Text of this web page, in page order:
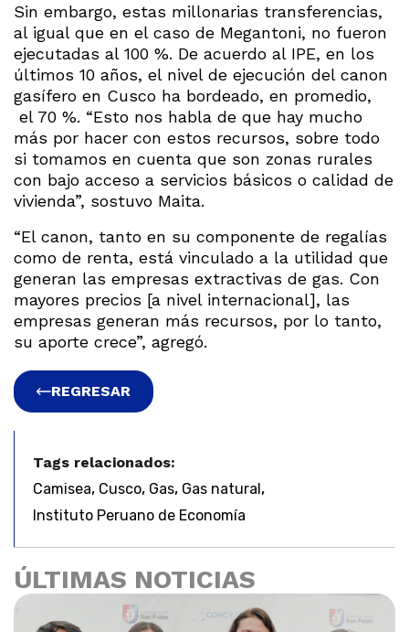
Sin embargo, estas millonarias transferencias,
al igual que en el caso de Megantoni, no fueron
ejecutadas al 100 %. De acuerdo al IPE, en los
últimos 10 años, el nivel de ejecución del canon
gasífero en Cusco ha bordeado, en promedio,
el 70 %. “Esto nos habla de que hay mucho
más por hacer con estos recursos, sobre todo
si tomamos en cuenta que son zonas rurales
con bajo acceso a servicios básicos o calidad de
vivienda”, sostuvo Maita.
“El canon, tanto en su componente de regalías
como de renta, está vinculado a la utilidad que
generan las empresas extractivas de gas. Con
mayores precios [a nivel internacional], las
empresas generan más recursos, por lo tanto,
su aporte crece”, agregó.
REGRESAR
Tags relacionados:
Camisea, Cusco, Gas, Gas natural,
Instituto Peruano de Economía
ÚLTIMAS NOTICIAS